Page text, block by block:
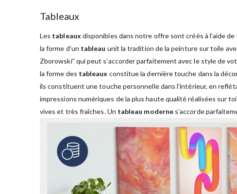
Tableaux
Les tableaux disponibles dans notre offre sont créés à l’aide
la forme d’un tableau unit la tradition de la peinture sur toile
Zborowski” qui peut s’accorder parfaitement avec le style de
la forme des tableaux constitue la dernière touche dans la
ils constituent une touche personnelle dans l’intérieur, en
impressions numériques de la plus haute qualité réalisées sur
vives et très fraîches. Un tableau modernes’accorde